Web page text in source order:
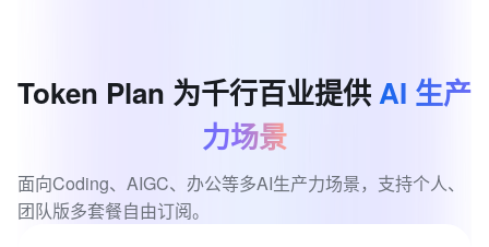
Token Plan 为千行百业提供AI 生产
力场景
面向Coding、AIGC、办公等多AI生产力场景，支持个人、
团队版多套餐自由订阅。